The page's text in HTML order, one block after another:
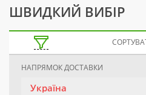
ШВИДКИЙ ВИБІР
НАПРЯМОК ДОСТАВКИ
Україна